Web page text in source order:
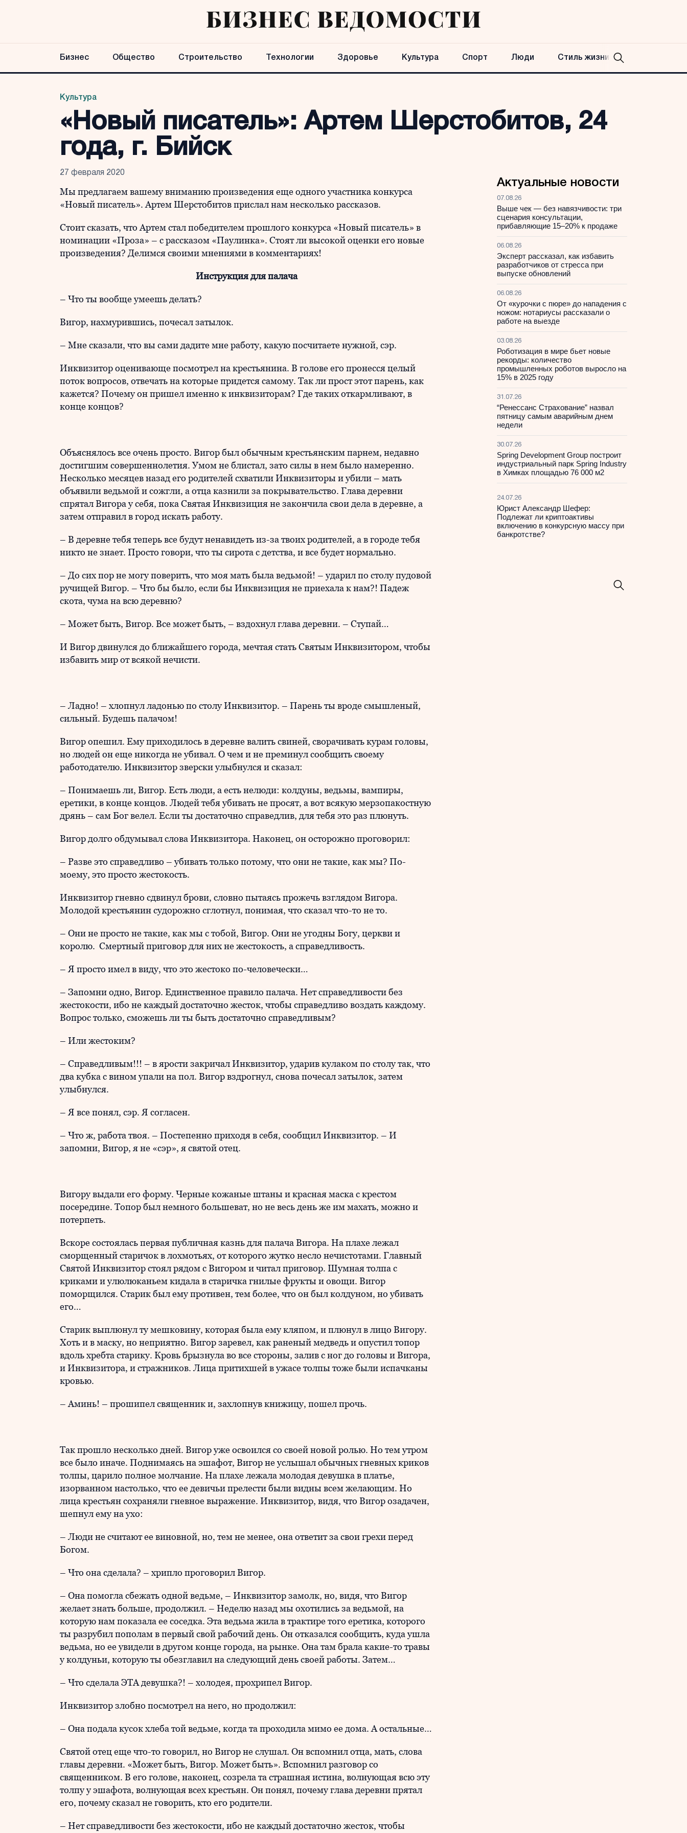
Бизнес Общество Строительство Технологии Здоровье Культура Спорт Люди Стиль жизни
Культура
«Новый писатель»: Артем Шерстобитов, 24
года, г. Бийск
27 февраля 2020
Мы предлагаем вашему вниманию произведения еще одного участника конкурса
«Новый писатель». Артем Шерстобитов прислал нам несколько рассказов.
Стоит сказать, что Артем стал победителем прошлого конкурса «Новый писатель» в
номинации «Проза» – с рассказом «Паулинка». Стоят ли высокой оценки его новые
произведения? Делимся своими мнениями в комментариях!
Инструкция для палача
– Что ты вообще умеешь делать?
Вигор, нахмурившись, почесал затылок.
– Мне сказали, что вы сами дадите мне работу, какую посчитаете нужной, сэр.
Инквизитор оценивающе посмотрел на крестьянина. В голове его пронесся целый
поток вопросов, отвечать на которые придется самому. Так ли прост этот парень, как
кажется? Почему он пришел именно к инквизиторам? Где таких откармливают, в
конце концов?
Объяснялось все очень просто. Вигор был обычным крестьянским парнем, недавно
достигшим совершеннолетия. Умом не блистал, зато силы в нем было намеренно.
Несколько месяцев назад его родителей схватили Инквизиторы и убили – мать
объявили ведьмой и сожгли, а отца казнили за покрывательство. Глава деревни
спрятал Вигора у себя, пока Святая Инквизиция не закончила свои дела в деревне, а
затем отправил в город искать работу.
– В деревне тебя теперь все будут ненавидеть из-за твоих родителей, а в городе тебя
никто не знает. Просто говори, что ты сирота с детства, и все будет нормально.
– До сих пор не могу поверить, что моя мать была ведьмой! – ударил по столу пудовой
ручищей Вигор. – Что бы было, если бы Инквизиция не приехала к нам?! Падеж
скота, чума на всю деревню?
– Может быть, Вигор. Все может быть, – вздохнул глава деревни. – Ступай…
И Вигор двинулся до ближайшего города, мечтая стать Святым Инквизитором, чтобы
избавить мир от всякой нечисти.
– Ладно! – хлопнул ладонью по столу Инквизитор. – Парень ты вроде смышленый,
сильный. Будешь палачом!
Вигор опешил. Ему приходилось в деревне валить свиней, сворачивать курам головы,
но людей он еще никогда не убивал. О чем и не преминул сообщить своему
работодателю. Инквизитор зверски улыбнулся и сказал:
– Понимаешь ли, Вигор. Есть люди, а есть нелюди: колдуны, ведьмы, вампиры,
еретики, в конце концов. Людей тебя убивать не просят, а вот всякую мерзопакостную
дрянь – сам Бог велел. Если ты достаточно справедлив, для тебя это раз плюнуть.
Вигор долго обдумывал слова Инквизитора. Наконец, он осторожно проговорил:
– Разве это справедливо – убивать только потому, что они не такие, как мы? По-
моему, это просто жестокость.
Инквизитор гневно сдвинул брови, словно пытаясь прожечь взглядом Вигора.
Молодой крестьянин судорожно сглотнул, понимая, что сказал что-то не то.
– Они не просто не такие, как мы с тобой, Вигор. Они не угодны Богу, церкви и
королю. Смертный приговор для них не жестокость, а справедливость.
– Я просто имел в виду, что это жестоко по-человечески…
– Запомни одно, Вигор. Единственное правило палача. Нет справедливости без
жестокости, ибо не каждый достаточно жесток, чтобы справедливо воздать каждому.
Вопрос только, сможешь ли ты быть достаточно справедливым?
– Или жестоким?
– Справедливым!!! – в ярости закричал Инквизитор, ударив кулаком по столу так, что
два кубка с вином упали на пол. Вигор вздрогнул, снова почесал затылок, затем
улыбнулся.
– Я все понял, сэр. Я согласен.
– Что ж, работа твоя. – Постепенно приходя в себя, сообщил Инквизитор. – И
запомни, Вигор, я не «сэр», я святой отец.
Вигору выдали его форму. Черные кожаные штаны и красная маска с крестом
посередине. Топор был немного большеват, но не весь день же им махать, можно и
потерпеть.
Вскоре состоялась первая публичная казнь для палача Вигора. На плахе лежал
сморщенный старичок в лохмотьях, от которого жутко несло нечистотами. Главный
Святой Инквизитор стоял рядом с Вигором и читал приговор. Шумная толпа с
криками и улюлюканьем кидала в старичка гнилые фрукты и овощи. Вигор
поморщился. Старик был ему противен, тем более, что он был колдуном, но убивать
его…
Старик выплюнул ту мешковину, которая была ему кляпом, и плюнул в лицо Вигору.
Хоть и в маску, но неприятно. Вигор заревел, как раненый медведь и опустил топор
вдоль хребта старику. Кровь брызнула во все стороны, залив с ног до головы и Вигора,
и Инквизитора, и стражников. Лица притихшей в ужасе толпы тоже были испачканы
кровью.
– Аминь! – прошипел священник и, захлопнув книжицу, пошел прочь.
Так прошло несколько дней. Вигор уже освоился со своей новой ролью. Но тем утром
все было иначе. Поднимаясь на эшафот, Вигор не услышал обычных гневных криков
толпы, царило полное молчание. На плахе лежала молодая девушка в платье,
изорванном настолько, что ее девичьи прелести были видны всем желающим. Но
лица крестьян сохраняли гневное выражение. Инквизитор, видя, что Вигор озадачен,
шепнул ему на ухо:
– Люди не считают ее виновной, но, тем не менее, она ответит за свои грехи перед
Богом.
– Что она сделала? – хрипло проговорил Вигор.
– Она помогла сбежать одной ведьме, – Инквизитор замолк, но, видя, что Вигор
желает знать больше, продолжил. – Неделю назад мы охотились за ведьмой, на
которую нам показала ее соседка. Эта ведьма жила в трактире того еретика, которого
ты разрубил пополам в первый свой рабочий день. Он отказался сообщить, куда ушла
ведьма, но ее увидели в другом конце города, на рынке. Она там брала какие-то травы
у колдуньи, которую ты обезглавил на следующий день своей работы. Затем…
– Что сделала ЭТА девушка?! – холодея, прохрипел Вигор.
Инквизитор злобно посмотрел на него, но продолжил:
– Она подала кусок хлеба той ведьме, когда та проходила мимо ее дома. А остальные…
Святой отец еще что-то говорил, но Вигор не слушал. Он вспомнил отца, мать, слова
главы деревни. «Может быть, Вигор. Может быть». Вспомнил разговор со
священником. В его голове, наконец, созрела та страшная истина, волнующая всю эту
толпу у эшафота, волнующая всех крестьян. Он понял, почему глава деревни прятал
его, почему сказал не говорить, кто его родители.
– Нет справедливости без жестокости, ибо не каждый достаточно жесток, чтобы
Актуальные новости
07.08.26
Выше чек — без навязчивости: три
сценария консультации,
прибавляющие 15–20% к продаже
06.08.26
Эксперт рассказал, как избавить
разработчиков от стресса при
выпуске обновлений
06.08.26
От «курочки с пюре» до нападения с
ножом: нотариусы рассказали о
работе на выезде
03.08.26
Роботизация в мире бьет новые
рекорды: количество
промышленных роботов выросло на
15% в 2025 году
31.07.26
“Ренессанс Страхование” назвал
пятницу самым аварийным днем
недели
30.07.26
Spring Development Group построит
индустриальный парк Spring Industry
в Химках площадью 76 000 м2
24.07.26
Юрист Александр Шефер:
Подлежат ли криптоактивы
включению в конкурсную массу при
банкротстве?